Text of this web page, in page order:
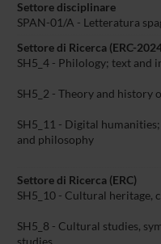
Settore disciplinare
SPAN-01/A - Letteratura
Settore di Ricerca (ERC-
SH5_4 - Philology; text and
SH5_2 - Theory and
SH5_11 - Digital
and philosophy
Settore di Ricerca (ERC)
SH5_10 - Cultural heritage,
SH5_8 - Cultural studies,